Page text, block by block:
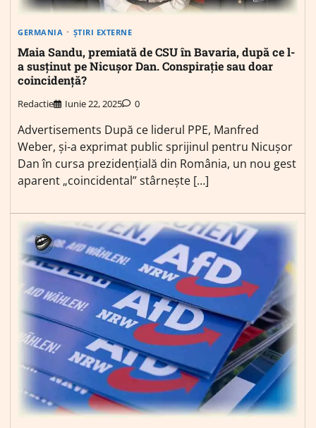
GERMANIA ȘTIRI EXTERNE
Maia Sandu, premiată de CSU în Bavaria, după ce l-
a susținut pe Nicușor Dan. Conspirație sau doar
coincidență?
Redactie Iunie 22, 2025 0
Advertisements După ce liderul PPE, Manfred
Weber, și-a exprimat public sprijinul pentru Nicușor
Dan în cursa prezidențială din România, un nou gest
aparent „coincidental” stârnește […]